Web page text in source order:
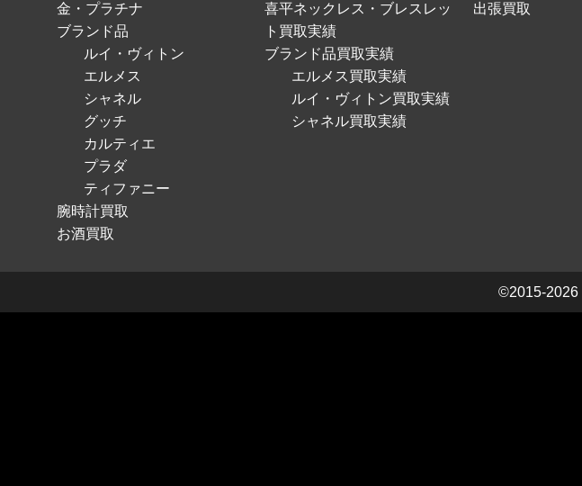
金・プラチナ
ブランド品
ルイ・ヴィトン
エルメス
シャネル
グッチ
カルティエ
プラダ
ティファニー
腕時計買取
お酒買取
喜平ネックレス・ブレスレッ
ト買取実績
ブランド品買取実績
エルメス買取実績
ルイ・ヴィトン買取実績
シャネル買取実績
出張買取
©2015-2026